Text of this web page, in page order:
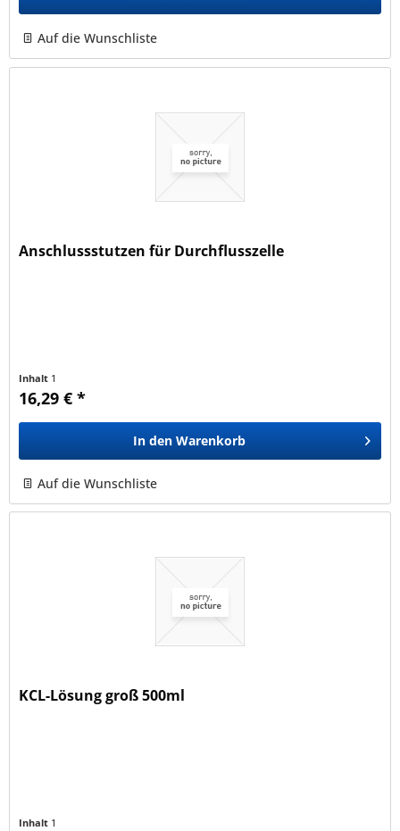
Auf die Wunschliste
Anschlussstutzen für Durchflusszelle
Inhalt 1
16,29 € *
In den Warenkorb
Auf die Wunschliste
KCL-Lösung groß 500ml
Inhalt 1